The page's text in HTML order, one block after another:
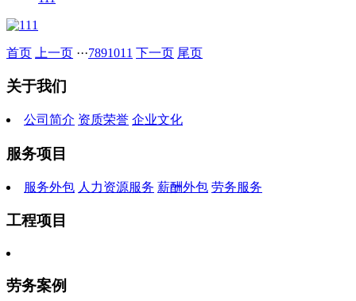
首页 上一页 ···7891011 下一页 尾页
关于我们
公司简介 资质荣誉 企业文化
服务项目
服务外包 人力资源服务 薪酬外包 劳务服务
工程项目
劳务案例